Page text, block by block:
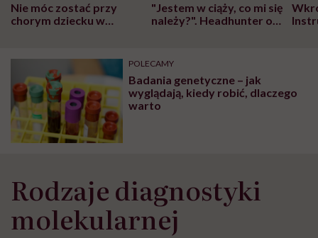
Nie móc zostać przy
chorym dziecku w
może chyba tylko
głupota i brak
wyobraźni"
"Jestem w ciąży, co mi się
należy?". Headhunter o
pracy
POLECAMY
Badania genetyczne – jak
wyglądają, kiedy robić, dlaczego
warto
Rodzaje diagnostyki
molekularnej